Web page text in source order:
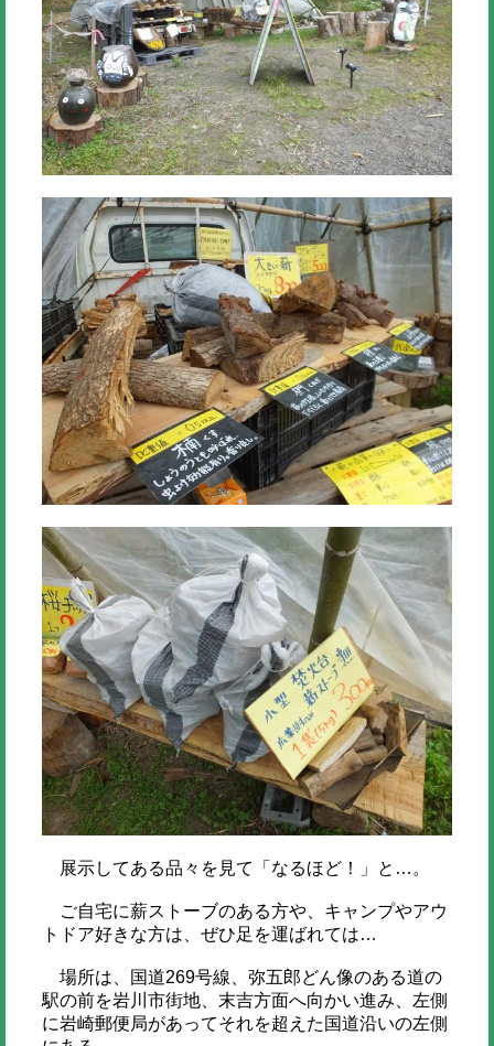
展示してある品々を見て「なるほど！」と…。
ご自宅に薪ストーブのある方や、キャンプやアウ
トドア好きな方は、ぜひ足を運ばれては…
場所は、国道269号線、弥五郎どん像のある道の
駅の前を岩川市街地、末吉方面へ向かい進み、左側
に岩崎郵便局があってそれを超えた国道沿いの左側